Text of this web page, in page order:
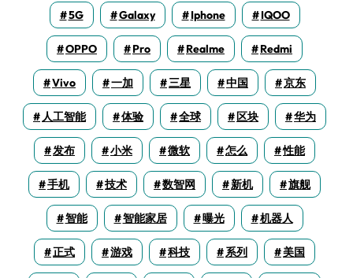
5G Galaxy Iphone IQOO
OPPO Pro Realme Redmi
Vivo 一加 三星 中国 京东
人工智能 体验 全球 区块 华为
发布 小米 微软 怎么 性能
手机 技术 数智网 新机 旗舰
智能 智能家居 曝光 机器人
正式 游戏 科技 系列 美国